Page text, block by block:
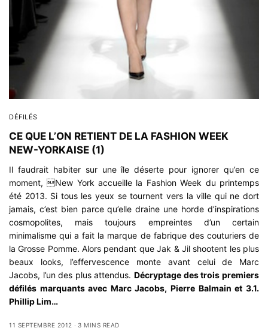
DÉFILÉS
CE QUE L’ON RETIENT DE LA FASHION WEEK
NEW-YORKAISE (1)
Il faudrait habiter sur une île déserte pour ignorer qu’en ce
moment, New York accueille la Fashion Week du printemps
été 2013. Si tous les yeux se tournent vers la ville qui ne dort
jamais, c’est bien parce qu’elle draine une horde d’inspirations
cosmopolites, mais toujours empreintes d’un certain
minimalisme qui a fait la marque de fabrique des couturiers de
la Grosse Pomme. Alors pendant que Jak & Jil shootent les plus
beaux looks, l’effervescence monte avant celui de Marc
Jacobs, l’un des plus attendus.Décryptage des trois premiers
défilés marquants avec Marc Jacobs, Pierre Balmain et 3.1.
Phillip Lim…
11 SEPTEMBRE 2012 3 MINS READ